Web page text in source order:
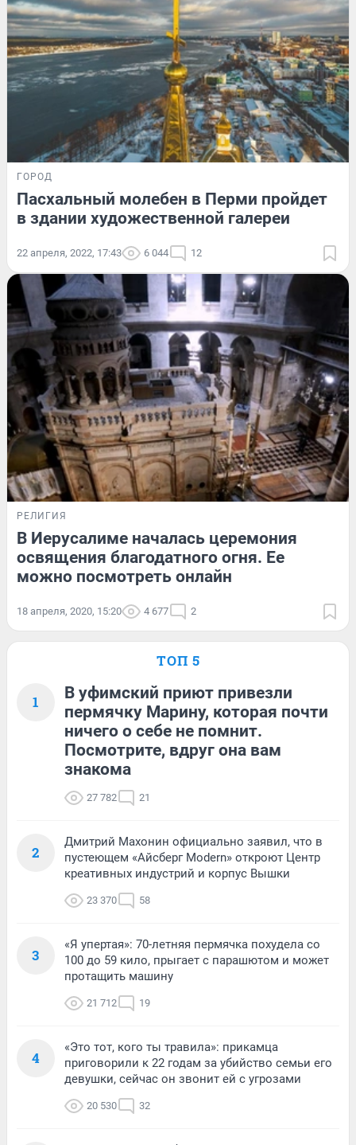
ГОРОД
Пасхальный молебен в Перми пройдет
в здании художественной галереи
22 апреля, 2022, 17:43 6 044 12
РЕЛИГИЯ
В Иерусалиме началась церемония
освящения благодатного огня. Ее
можно посмотреть онлайн
18 апреля, 2020, 15:20 4 677 2
ТОП 5
1
В уфимский приют привезли
пермячку Марину, которая почти
ничего о себе не помнит.
Посмотрите, вдруг она вам
знакома
27 782 21
2
Дмитрий Махонин официально заявил, что в
пустеющем «Айсберг Modern» откроют Центр
креативных индустрий и корпус Вышки
23 370 58
3
«Я упертая»: 70-летняя пермячка похудела со
100 до 59 кило, прыгает с парашютом и может
протащить машину
21 712 19
4
«Это тот, кого ты травила»: прикамца
приговорили к 22 годам за убийство семьи его
девушки, сейчас он звонит ей с угрозами
20 530 32